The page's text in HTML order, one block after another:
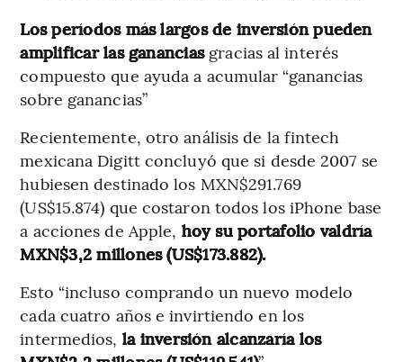
Los períodos más largos de inversión pueden
amplificar las gananciasgracias al interés
compuesto que ayuda a acumular “ganancias
sobre ganancias”
Recientemente, otro análisis de la fintech
mexicana Digitt concluyó que si desde 2007 se
hubiesen destinado los MXN$291.769
(US$15.874) que costaron todos los iPhone base
a acciones de Apple, hoy su portafolio valdría
MXN$3,2 millones (US$173.882).
Esto “incluso comprando un nuevo modelo
cada cuatro años e invirtiendo en los
intermedios, la inversión alcanzaría los